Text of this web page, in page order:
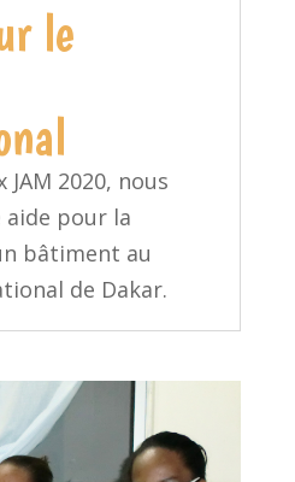
le
2020, nous
pour la
bâtiment au
de Dakar.